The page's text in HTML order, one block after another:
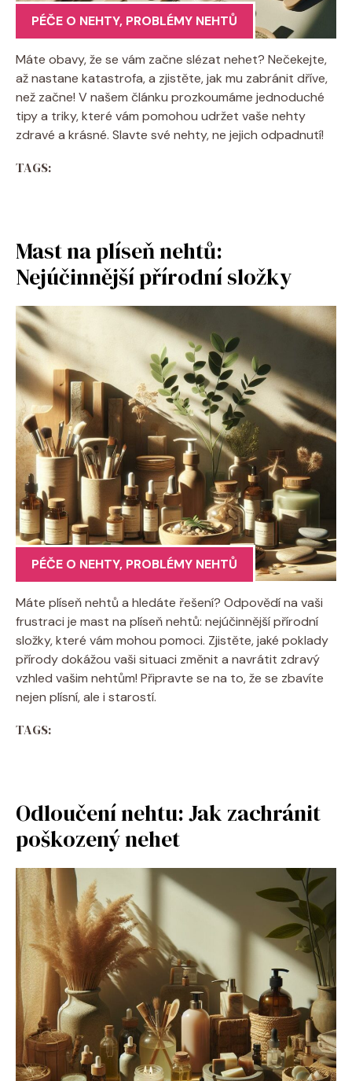
PÉČE O NEHTY, PROBLÉMY NEHTŮ
Máte obavy, že se vám začne slézat nehet? Nečekejte,
až nastane katastrofa, a zjistěte, jak mu zabránit dříve,
než začne! V našem článku prozkoumáme jednoduché
tipy a triky, které vám pomohou udržet vaše nehty
zdravé a krásné. Slavte své nehty, ne jejich odpadnutí!
TAGS:
Mast na plíseň nehtů:
Nejúčinnější přírodní složky
PÉČE O NEHTY, PROBLÉMY NEHTŮ
Máte plíseň nehtů a hledáte řešení? Odpovědí na vaši
frustraci je mast na plíseň nehtů: nejúčinnější přírodní
složky, které vám mohou pomoci. Zjistěte, jaké poklady
přírody dokážou vaši situaci změnit a navrátit zdravý
vzhled vašim nehtům! Připravte se na to, že se zbavíte
nejen plísní, ale i starostí.
TAGS:
Odloučení nehtu: Jak zachránit
poškozený nehet